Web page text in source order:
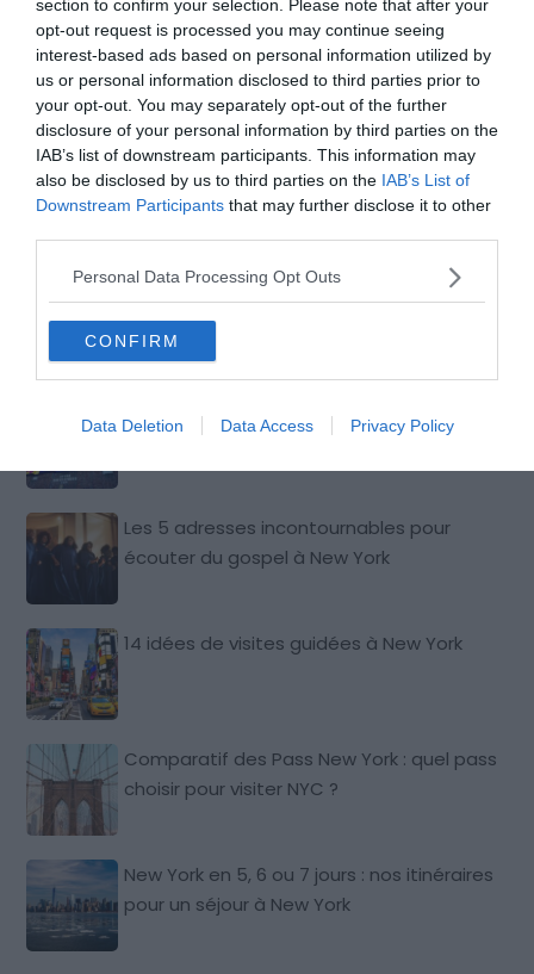
section to confirm your selection. Please note that after your
opt-out request is processed you may continue seeing
interest-based ads based on personal information utilized by
us or personal information disclosed to third parties prior to
your opt-out. You may separately opt-out of the further
disclosure of your personal information by third parties on the
IAB’s list of downstream participants. This information may
also be disclosed by us to third parties on the IAB’s List of
Downstream Participants that may further disclose it to other
Personal Data Processing Opt Outs
CONFIRM
Data Deletion Data Access Privacy Policy
évidemment exigée.
À noter qu’il est d’usage de donner un pourboire à la fin
de votre visite.
Visiter New York : 10 incontournables à
faire et voir (États-Unis)
Visiter Harlem : les 7 choses
incontournables à faire
Les 5 adresses incontournables pour
écouter du gospel à New York
14 idées de visites guidées à New York
Comparatif des Pass New York : quel pass
choisir pour visiter NYC ?
New York en 5, 6 ou 7 jours : nos itinéraires
pour un séjour à New York